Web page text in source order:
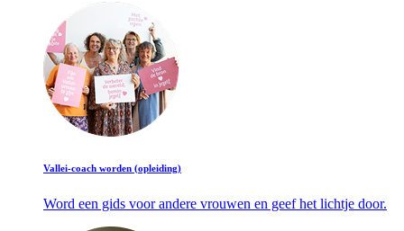
Vallei-coach worden (opleiding)
Word een gids voor andere vrouwen en geef het lichtje door.